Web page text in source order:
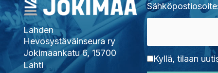
Lahden
Hevosystäväinseura ry
Jokimaankatu 6, 15700
Lahti
Sähköpostiosoite:
Kyllä, tilaan